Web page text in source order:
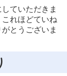
ていただきま
れほどていね
とうございま